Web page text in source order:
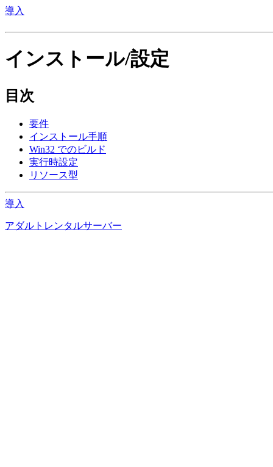
導入
インストール/設定
目次
要件
インストール手順
Win32 でのビルド
実行時設定
リソース型
導入
アダルトレンタルサーバー